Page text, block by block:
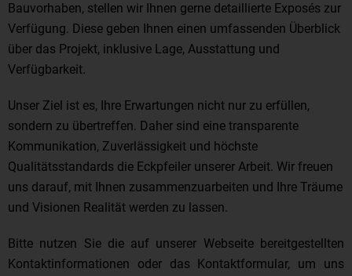
Bauvorhaben, stellen wir Ihnen gerne detaillierte Exposés zur
Verfügung. Diese geben Ihnen einen umfassenden Überblick
über das Projekt, inklusive Lage, Ausstattung und
Verfügbarkeit.
Unser Ziel ist es, Ihre Erwartungen nicht nur zu erfüllen,
sondern zu übertreffen. Daher sind eine transparente
Kommunikation, Zuverlässigkeit und höchste
Qualitätsstandards die Eckpfeiler unserer Arbeit. Wir freuen
uns darauf, mit Ihnen zusammenzuarbeiten und Ihre Träume
und Visionen Realität werden zu lassen.
Bitte nutzen Sie die auf unserer Webseite bereitgestellten
Kontaktinformationen oder das Kontaktformular, um uns